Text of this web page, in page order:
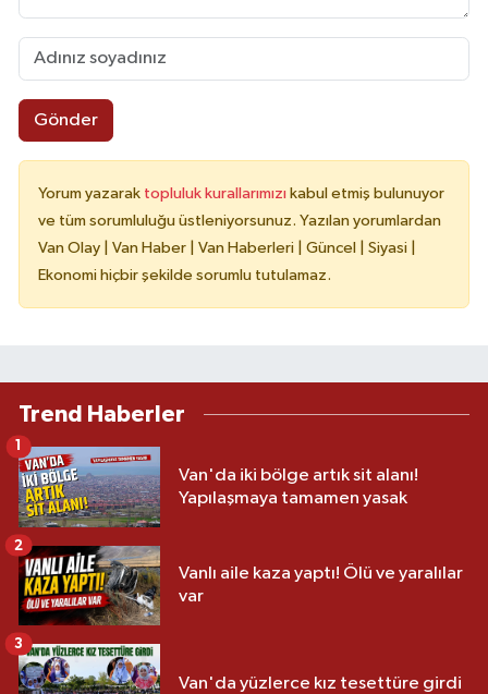
Gönder
Yorum yazarak topluluk kurallarımızı kabul etmiş bulunuyor
ve tüm sorumluluğu üstleniyorsunuz. Yazılan yorumlardan
Van Olay | Van Haber | Van Haberleri | Güncel | Siyasi |
Ekonomi hiçbir şekilde sorumlu tutulamaz.
Trend Haberler
Van'da iki bölge artık sit alanı!
Yapılaşmaya tamamen yasak
Vanlı aile kaza yaptı! Ölü ve yaralılar
var
2
Van'da yüzlerce kız tesettüre girdi
3